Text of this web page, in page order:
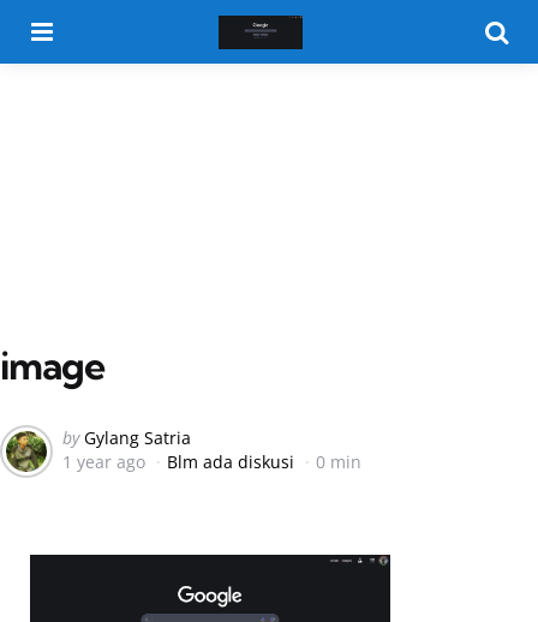
image
Posted
by
by Gylang Satria
1 year ago
Blm ada diskusi 0 min